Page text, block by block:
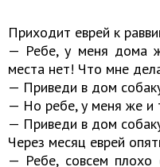
Приходит еврей к
— Ребе, у меня дома
места нет! Что мне
— Приведи в дом
— Но ребе, у меня же и
— Приведи в дом
Через месяц еврей
— Ребе, совсем плохо